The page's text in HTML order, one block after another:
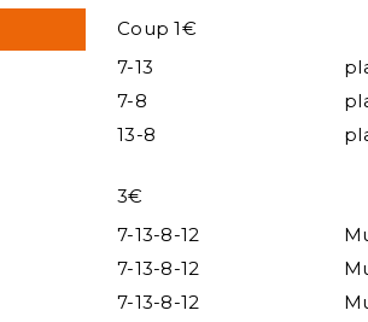
Coup 1€
7-13
7-8
13-8
3€
7-13-8-12
7-13-8-12
7-13-8-12